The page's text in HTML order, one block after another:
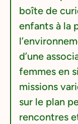
boîte de
enfants à la
d’une
femmes en
missions
sur le plan
rencontres